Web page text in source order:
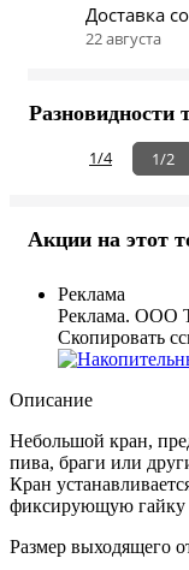
Доставка
22 августа
Разновидности
1/4 1/2
Акции на этот
Реклама
Реклама. ООО
Скопировать
Описание
Небольшой кран,
пива, браги или
Кран
фиксирующую гайку
Размер выходящего